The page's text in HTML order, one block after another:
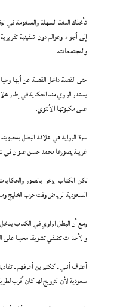
تأخذك اللغة السهلة والملغومة في
إلى أجواء وعوالم دون تلقينية
والمجتمعات.
حتى القصة داخل القصة عن أبها
يستدر الراوي منه الحكاية في إطار
على مكبوتها الأنثوي.
سرة الرواية هي علاقة البطل
غريبة يصورها محمد حسن علوان في
لكن الكتاب يزخر بالصور
السعودية الرياض وقت حرب الخليج
ومع أن البطل الراوي في الكتاب يدخل
والأحداث تضفي تشويقا محببا على
أعترف أنني ـ ككثيرين أعرفهم ـ
سعودية لأن الترويج لها كان أقرب